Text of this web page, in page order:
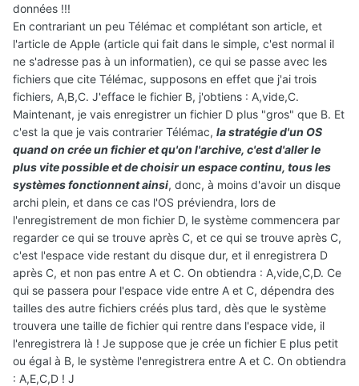
données !!!
En contrariant un peu Télémac et complétant son article, et
l'article de Apple (article qui fait dans le simple, c'est normal il
ne s'adresse pas à un informatien), ce qui se passe avec les
fichiers que cite Télémac, supposons en effet que j'ai trois
fichiers, A,B,C. J'efface le fichier B, j'obtiens : A,vide,C.
Maintenant, je vais enregistrer un fichier D plus "gros" que B. Et
c'est la que je vais contrarier Télémac, la stratégie d'un OS
quand on crée un fichier et qu'on l'archive, c'est d'aller le
plus vite possible et de choisir un espace continu, tous les
systèmes fonctionnent ainsi, donc, à moins d'avoir un disque
archi plein, et dans ce cas l'OS préviendra, lors de
l'enregistrement de mon fichier D, le système commencera par
regarder ce qui se trouve après C, et ce qui se trouve après C,
c'est l'espace vide restant du disque dur, et il enregistrera D
après C, et non pas entre A et C. On obtiendra : A,vide,C,D. Ce
qui se passera pour l'espace vide entre A et C, dépendra des
tailles des autre fichiers créés plus tard, dès que le système
trouvera une taille de fichier qui rentre dans l'espace vide, il
l'enregistrera là ! Je suppose que je crée un fichier E plus petit
ou égal à B, le système l'enregistrera entre A et C. On obtiendra
: A,E,C,D ! J